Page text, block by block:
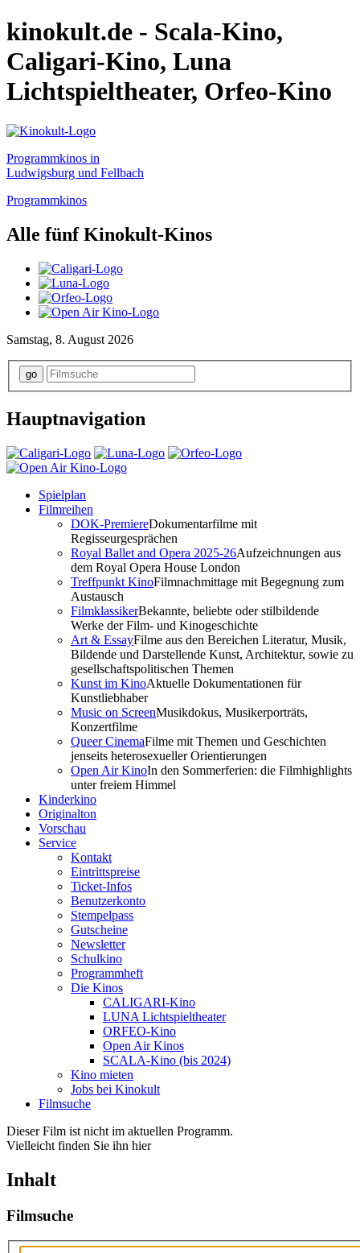
kinokult.de - Scala-Kino,
Caligari-Kino, Luna
Lichtspieltheater, Orfeo-Kino
Programmkinos in
Ludwigsburg und Fellbach
Programmkinos
Alle fünf Kinokult-Kinos
Samstag, 8. August 2026
Hauptnavigation
Spielplan
Filmreihen
DOK-PremiereDokumentarfilme mit
Regisseurgesprächen
Royal Ballet and Opera 2025-26Aufzeichnungen aus
dem Royal Opera House London
Treffpunkt KinoFilmnachmittage mit Begegnung zum
Austausch
FilmklassikerBekannte, beliebte oder stilbildende
Werke der Film- und Kinogeschichte
Art & EssayFilme aus den Bereichen Literatur, Musik,
Bildende und Darstellende Kunst, Architektur, sowie zu
gesellschaftspolitischen Themen
Kunst im KinoAktuelle Dokumentationen für
Kunstliebhaber
Music on ScreenMusikdokus, Musikerporträts,
Konzertfilme
Queer CinemaFilme mit Themen und Geschichten
jenseits heterosexueller Orientierungen
Open Air KinoIn den Sommerferien: die Filmhighlights
unter freiem Himmel
Kinderkino
Originalton
Vorschau
Service
Kontakt
Eintrittspreise
Ticket-Infos
Benutzerkonto
Stempelpass
Gutscheine
Newsletter
Schulkino
Programmheft
Die Kinos
CALIGARI-Kino
LUNA Lichtspieltheater
ORFEO-Kino
Open Air Kinos
SCALA-Kino (bis 2024)
Kino mieten
Jobs bei Kinokult
Filmsuche
Dieser Film ist nicht im aktuellen Programm.
Vielleicht finden Sie ihn hier
Inhalt
Filmsuche